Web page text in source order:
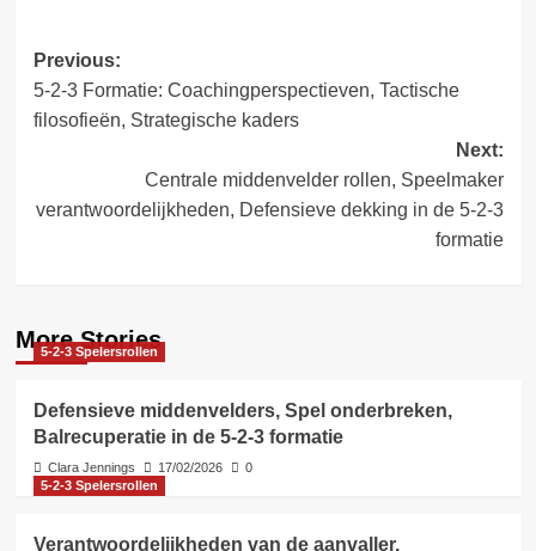
Post
navigation
Previous:
5-2-3 Formatie: Coachingperspectieven, Tactische
filosofieën, Strategische kaders
Next:
Centrale middenvelder rollen, Speelmaker
verantwoordelijkheden, Defensieve dekking in de 5-2-3
formatie
More Stories
5-2-3 Spelersrollen
Defensieve middenvelders, Spel onderbreken,
Balrecuperatie in de 5-2-3 formatie
Clara Jennings 17/02/2026
0
5-2-3 Spelersrollen
Verantwoordelijkheden van de aanvaller,